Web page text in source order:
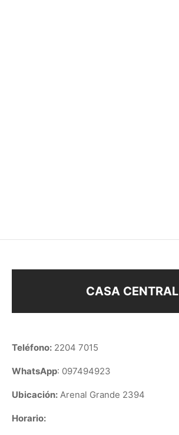
CASA CENTRAL
Teléfono: 2204 7015
WhatsApp: 097494923
Ubicación: Arenal Grande 2394
Horario: